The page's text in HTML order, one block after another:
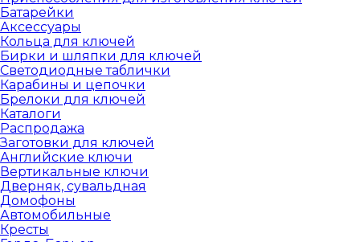
Батарейки
Аксессуары
Кольца для ключей
Бирки и шляпки для ключей
Светодиодные таблички
Карабины и цепочки
Брелоки для ключей
Каталоги
Распродажа
Заготовки для ключей
Английские ключи
Вертикальные ключи
Дверняк, сувальдная
Домофоны
Автомобильные
Кресты